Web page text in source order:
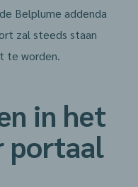
Belplume addenda
zal steeds staan
te worden.
in het
portaal